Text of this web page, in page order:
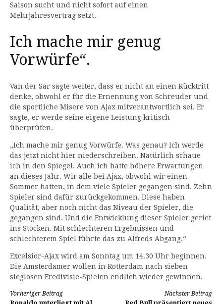
Saison sucht und nicht sofort auf einen
Mehrjahresvertrag setzt.
Ich mache mir genug
Vorwürfe“.
Van der Sar sagte weiter, dass er nicht an einen Rücktritt
denke, obwohl er für die Ernennung von Schreuder und
die sportliche Misere von Ajax mitverantwortlich sei. Er
sagte, er werde seine eigene Leistung kritisch
überprüfen.
„Ich mache mir genug Vorwürfe. Was genau? Ich werde
das jetzt nicht hier niederschreiben. Natürlich schaue
ich in den Spiegel. Auch ich hatte höhere Erwartungen
an dieses Jahr. Wir alle bei Ajax, obwohl wir einen
Sommer hatten, in dem viele Spieler gegangen sind. Zehn
Spieler sind dafür zurückgekommen. Diese haben
Qualität, aber noch nicht das Niveau der Spieler, die
gegangen sind. Und die Entwicklung dieser Spieler geriet
ins Stocken. Mit schlechteren Ergebnissen und
schlechterem Spiel führte das zu Alfreds Abgang.“
Excelsior-Ajax wird am Sonntag um 14.30 Uhr beginnen.
Die Amsterdamer wollen in Rotterdam nach sieben
sieglosen Eredivisie-Spielen endlich wieder gewinnen.
Weiterlesen
Vorheriger Beitrag Nächster Beitrag